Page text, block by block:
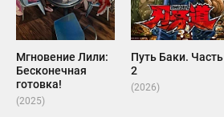
Мгновение Лили:
Бесконечная
готовка!
(2025)
Путь Баки. Часть
2
(2026)